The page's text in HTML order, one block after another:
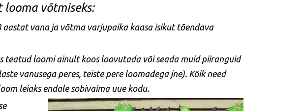
looma võtmiseks:
vana ja võtma varjupaika kaasa isikut tõendava
teatud loomi ainult koos loovutada või seada muid piiranguid
vanusega peres, teiste pere loomadega jne). Kõik need
leiaks endale sobivaima uue kodu.